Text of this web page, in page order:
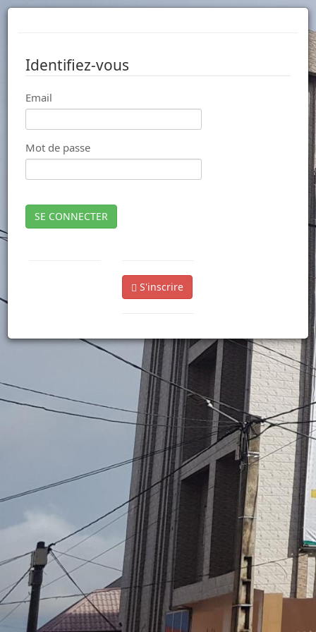
Identifiez-vous
Email
Mot de passe
SE CONNECTER
S'inscrire